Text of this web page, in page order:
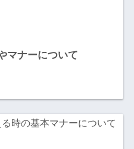
マナーについて